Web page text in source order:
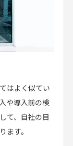
はよく似てい
や導入前の検
て、自社の目
ます。